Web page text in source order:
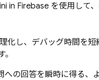
in Firebase を使用して
化し、デバッグ時間を
の回答を瞬時に得る、